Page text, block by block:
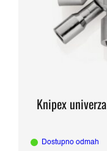
Knipex
Dostupno odmah